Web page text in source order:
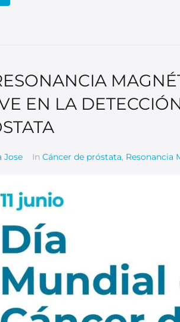
EN LA
Jose In Cáncer de próstata, Resonancia